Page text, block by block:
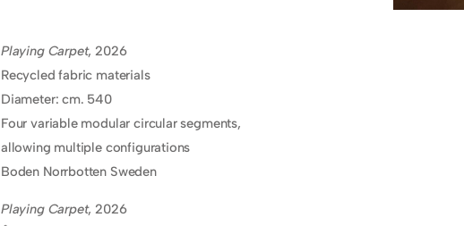
Playing Carpet, 2026
Recycled fabric materials
Diameter: cm. 540
Four variable modular circular segments,
allowing multiple configurations
Boden Norrbotten Sweden
Playing Carpet, 2026